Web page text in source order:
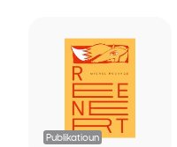
Publikatioun